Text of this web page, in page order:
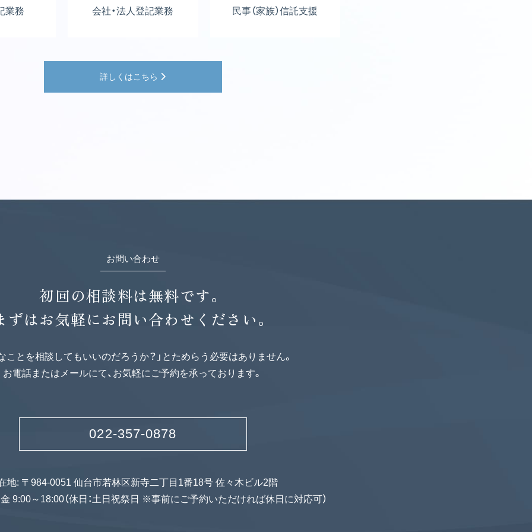
業務 会社・法人登記業務 民事（家族）信託支援
詳しくはこちら
お問い合わせ
初回の相談料は無料です。
ずはお気軽にお問い合わせください。
ことを相談してもいいのだろうか？」とためらう必要はありません。
お電話またはメールにて、お気軽にご予約を承っております。
022-357-0878
地: 〒984-0051 仙台市若林区新寺二丁目1番18号 佐々木ビル2階
9:00～18:00（休日：土日祝祭日 ※事前にご予約いただければ休日に対応可）